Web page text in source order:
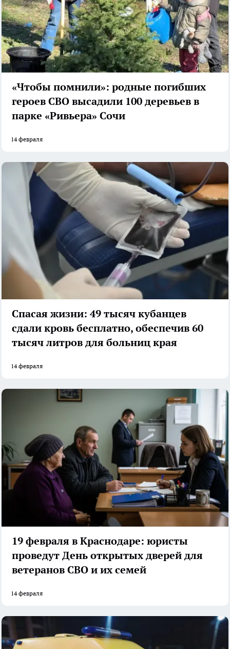
«Чтобы помнили»: родные погибших
героев СВО высадили 100 деревьев в
парке «Ривьера» Сочи
14 февраля
Спасая жизни: 49 тысяч кубанцев
сдали кровь бесплатно, обеспечив 60
тысяч литров для больниц края
14 февраля
19 февраля в Краснодаре: юристы
проведут День открытых дверей для
ветеранов СВО и их семей
14 февраля